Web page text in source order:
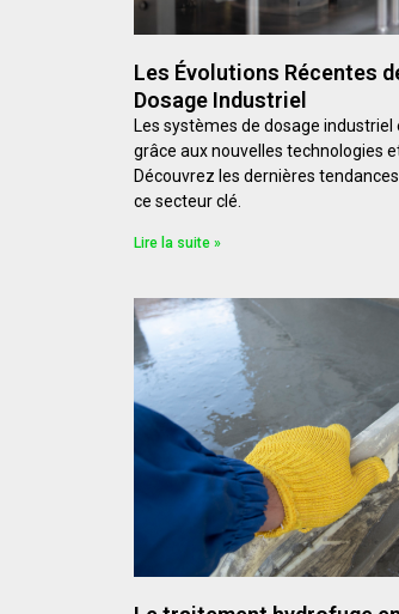
Les Évolutions Récentes
Dosage Industriel
Les systèmes de dosage
grâce aux nouvelles technologies
Découvrez les dernières
ce secteur clé.
Lire la suite »